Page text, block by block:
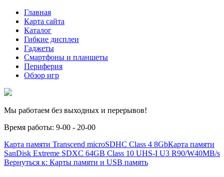
Главная
Карта сайта
Каталог
Гибкие дисплеи
Гаджеты
Смартфоны и планшеты
Периферия
Обзор игр
Мы работаем без выходных и перерывов!
Время работы: 9-00 - 20-00
Карта памяти Transcend microSDHC Class 4 8GbКарта памяти
SanDisk Extreme SDXC 64GB Class 10 UHS-I U3 R90/W40MB/s
Вернуться к: Карты памяти и USB память